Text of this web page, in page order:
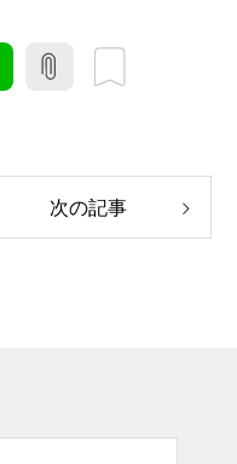
次の記事